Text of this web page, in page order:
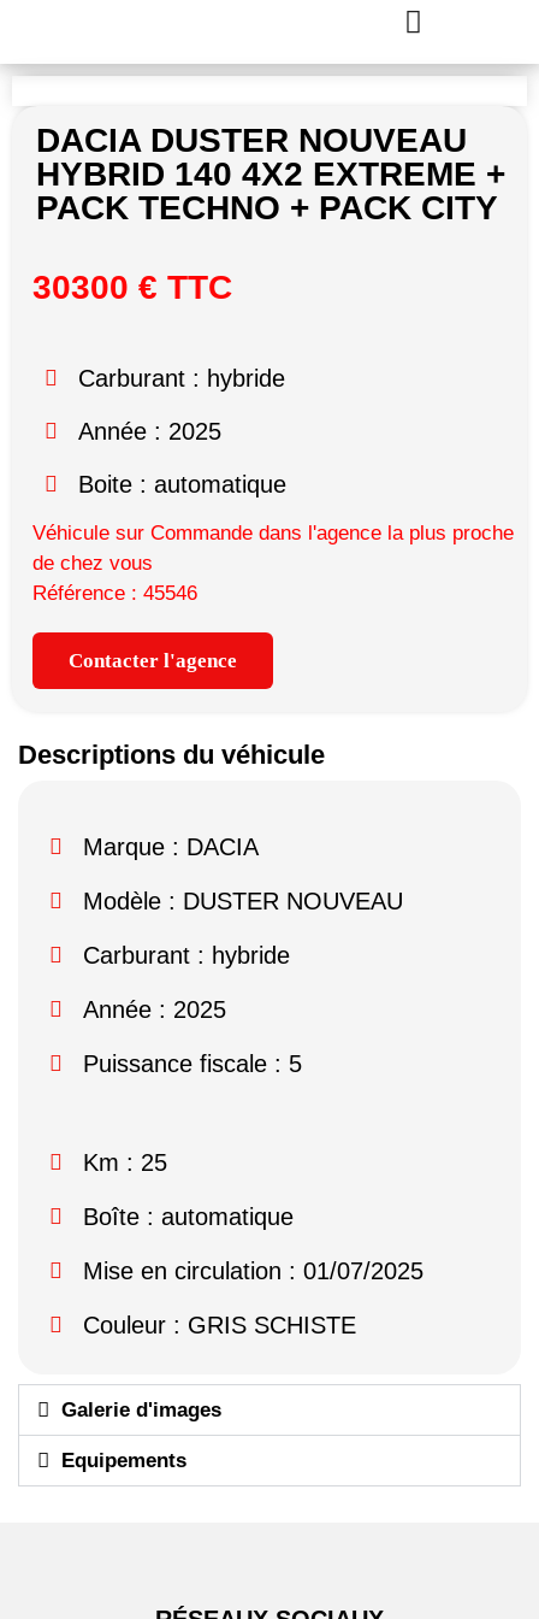
DACIA DUSTER NOUVEAU
HYBRID 140 4X2 EXTREME +
PACK TECHNO + PACK CITY
30300 € TTC
Carburant : hybride
Année : 2025
Boite : automatique
Véhicule sur Commande dans l'agence la plus proche
de chez vous
Référence : 45546
Contacter l'agence
Descriptions du véhicule
Marque : DACIA
Modèle : DUSTER NOUVEAU
Carburant : hybride
Année : 2025
Puissance fiscale : 5
Km : 25
Boîte : automatique
Mise en circulation : 01/07/2025
Couleur : GRIS SCHISTE
Galerie d'images
Equipements